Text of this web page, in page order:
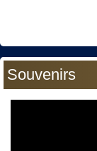
Souvenirs